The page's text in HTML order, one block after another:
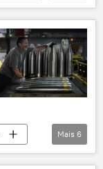
Mais 6